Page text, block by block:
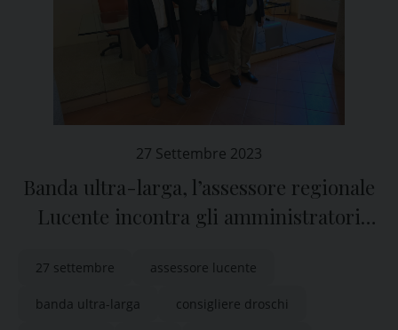
27 Settembre 2023
Banda ultra-larga, l’assessore regionale
Lucente incontra gli amministratori
27 settembre assessore lucente
banda ultra-larga consigliere droschi